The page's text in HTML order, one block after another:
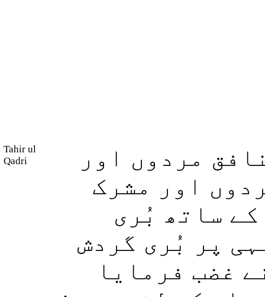
Tahir ul
Qadri
مردوں اور
اور مشرک
ساتھ بُری
پر بُری گردش
غضب فرمایا